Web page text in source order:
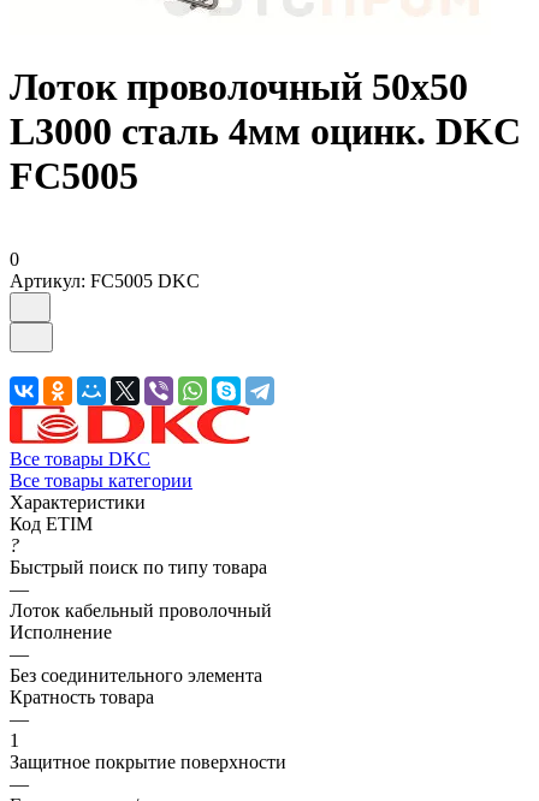
Лоток проволочный 50х50
L3000 сталь 4мм оцинк. DKC
FC5005
0
Артикул: FC5005 DKC
Все товары DKC
Все товары категории
Характеристики
Код ETIM
?
Быстрый поиск по типу товара
—
Лоток кабельный проволочный
Исполнение
—
Без соединительного элемента
Кратность товара
—
1
Защитное покрытие поверхности
—